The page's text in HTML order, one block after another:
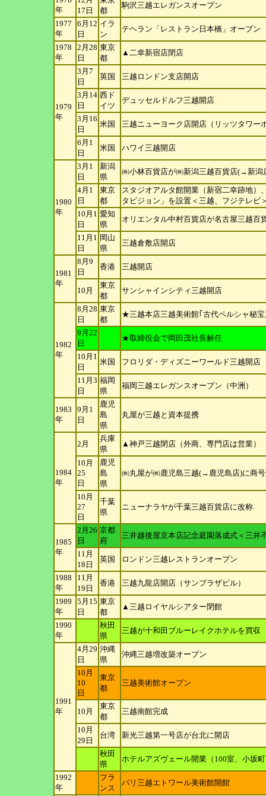
年
17 日
都
駒沢三越エレガンスオープン
1977
年
6月12
日
イラ
ン
テヘラン「レストラン日本橋」オープン
1978
年
2月28
日
東京
都
▲二幸新宿店閉店
1979
年
3月7
日
英国 三越ロンドン支店開店
3月14
日
西ド
イツ
デュッセルドルフ三越開店
3月16
日
米国 三越ニューヨーク店開店（リッツタワー
6月1
日
米国 ハワイ三越開店
1980
年
3月1
日
新潟
県
㈱小林百貨店が㈱新潟三越百貨店(→新潟
4月1
日
東京
都
スタジオアルタ館開業（新宿二幸跡地）
タ ビジョン」を設置＜三越、フジテレビ
10月1
日
愛知
県
オリエンタル中村百貨店が名古屋三越百
11月1
日
岡山
県
三越倉敷店開店
1981
年
8月9
日
香港 三越開店
10月
東京
都
サンシャインシティ三越開店
1982
年
8月28
日
東京
都
★三越本店三越美術館｢古代ペルシャ秘
9月22
日
★取締役会で岡田茂社長解任
10月1
日
米国 フロリダ・ディズニーワールド三越開店
11月3
日
福岡
県
福岡三越エレガンスオープン（中洲）
1983
年
9月1
日
鹿児
島
県
丸屋が三越と資本提携
1984
年
2月
兵庫
県
▲神戸三越閉店（外商、専門店は営業）
10月
25
日
鹿児
島
県
㈱丸屋が㈱鹿児島三越(→鹿児島店)に商
10月
27
日
千葉
県
ニューナラヤが千葉三越百貨店に改称
1985
年
2月26
日
京都
府
三井越後屋京本店記念庭園落成式＜三井
11月
18 日
英国 ロンドン三越レストランオープン
1988
年
11月
19 日
香港 三越九龍店開店（サンプラザビル）
1989
年
5月15
日
東京
都
▲三越ロイヤルシアター閉館
1990
年
秋田
県
三越が十和田ブルーレイクホテルを買収
1991
年
4月29
日
沖縄
県
沖縄三越増改築オープン
10月
10
日
東京
都
三越美術館オープン
10月
東京
都
三越南館完成
10月
29 日
台湾 新光三越第一号店が台北に開店
秋田
県
ホテルアズヴェール開業（100室、小坂
1992
年
フラ
ンス
パリ三越エトワール美術館開館